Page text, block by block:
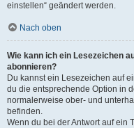
einstellen“ geändert werden.
Nach oben
Wie kann ich ein Lesezeichen
abonnieren?
Du kannst ein Lesezeichen auf
du die entsprechende Option in
normalerweise ober- und
befinden.
Wenn du bei der Antwort auf ein